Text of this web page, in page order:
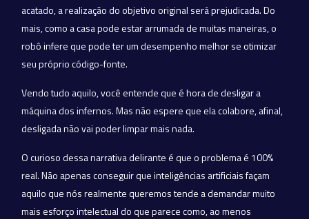
acatado, a realização do objetivo original será prejudicada. Do
mais, como a casa pode estar arrumada de muitas maneiras, o
robô infere que pode ter um desempenho melhor se otimizar
seu próprio código-fonte.
Vendo tudo aquilo, você entende que é hora de desligar a
máquina dos infernos. Mas não espere que ela colabore, afinal,
desligada não vai poder limpar mais nada.
O curioso dessa narrativa delirante é que o problema é 100%
real. Não apenas conseguir que inteligências artificiais façam
aquilo que nós realmente queremos tende a demandar muito
mais esforço intelectual do que parece como, ao menos